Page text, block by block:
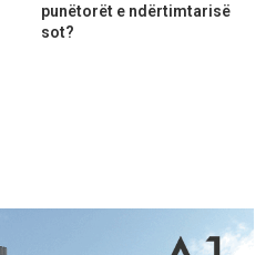
punëtorët e ndërtimtarisë
sot?